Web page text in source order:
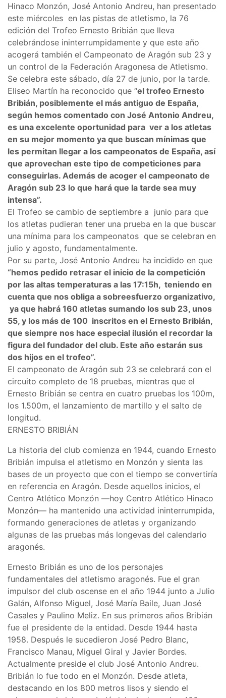
Hinaco Monzón, José Antonio Andreu, han presentado
este miércoles en las pistas de atletismo, la 76
edición del Trofeo Ernesto Bribián que lleva
celebrándose ininterrumpidamente y que este año
acogerá también el Campeonato de Aragón sub 23 y
un control de la Federación Aragonesa de Atletismo.
Se celebra este sábado, día 27 de junio, por la tarde.
Eliseo Martín ha reconocido que “el trofeo Ernesto
Bribián, posiblemente el más antiguo de España,
según hemos comentado con José Antonio Andreu,
es una excelente oportunidad para ver a los atletas
en su mejor momento ya que buscan mínimas que
les permitan llegar a los campeonatos de España, así
que aprovechan este tipo de competiciones para
conseguirlas. Además de acoger el campeonato de
Aragón sub 23 lo que hará que la tarde sea muy
intensa”.
El Trofeo se cambio de septiembre a junio para que
los atletas pudieran tener una prueba en la que buscar
una mínima para los campeonatos que se celebran en
julio y agosto, fundamentalmente.
Por su parte, José Antonio Andreu ha incidido en que
“hemos pedido retrasar el inicio de la competición
por las altas temperaturas a las 17:15h, teniendo en
cuenta que nos obliga a sobreesfuerzo organizativo,
ya que habrá 160 atletas sumando los sub 23, unos
55, y los más de 100 inscritos en el Ernesto Bribián,
que siempre nos hace especial ilusión el recordar la
figura del fundador del club. Este año estarán sus
dos hijos en el trofeo”.
El campeonato de Aragón sub 23 se celebrará con el
circuito completo de 18 pruebas, mientras que el
Ernesto Bribián se centra en cuatro pruebas los 100m,
los 1.500m, el lanzamiento de martillo y el salto de
longitud.
ERNESTO BRIBIÁN
La historia del club comienza en 1944, cuando Ernesto
Bribián impulsa el atletismo en Monzón y sienta las
bases de un proyecto que con el tiempo se convertiría
en referencia en Aragón. Desde aquellos inicios, el
Centro Atlético Monzón —hoy Centro Atlético Hinaco
Monzón— ha mantenido una actividad ininterrumpida,
formando generaciones de atletas y organizando
algunas de las pruebas más longevas del calendario
aragonés.
Ernesto Bribián es uno de los personajes
fundamentales del atletismo aragonés. Fue el gran
impulsor del club oscense en el año 1944 junto a Julio
Galán, Alfonso Miguel, José María Baile, Juan José
Casales y Paulino Meliz. En sus primeros años Bribián
fue el presidente de la entidad. Desde 1944 hasta
1958. Después le sucedieron José Pedro Blanc,
Francisco Manau, Miguel Giral y Javier Bordes.
Actualmente preside el club José Antonio Andreu.
Bribián lo fue todo en el Monzón. Desde atleta,
destacando en los 800 metros lisos y siendo el